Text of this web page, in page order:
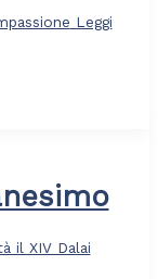
Leggi
il XIV Dalai